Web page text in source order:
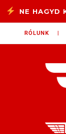
Skip to content
26/27 – #1
RÓLUNK |